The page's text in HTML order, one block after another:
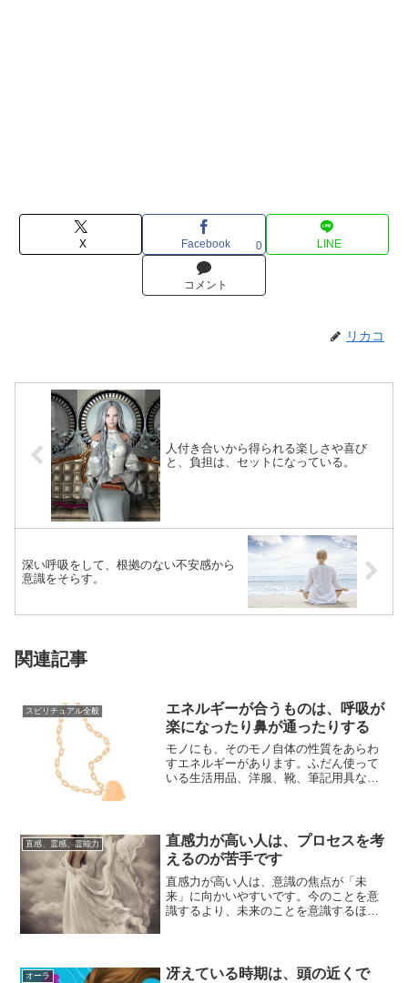
X Facebook 0 LINE
コメント
リカコ
人付き合いから得られる楽しさや喜び
と、負担は、セットになっている。
深い呼吸をして、根拠のない不安感から
意識をそらす。
関連記事
スピリチュアル全般
エネルギーが合うものは、呼吸が
楽になったり鼻が通ったりする
モノにも、そのモノ自体の性質をあらわ
すエネルギーがあります。ふだん使って
いる生活用品、洋服、靴、筆記用具など
直感、霊感、霊能力
直感力が高い人は、プロセスを考
えるのが苦手です
直感力が高い人は、意識の焦点が「未
来」に向かいやすいです。今のことを意
識するより、未来のことを意識するほう
オーラ
冴えている時期は、頭の近くで